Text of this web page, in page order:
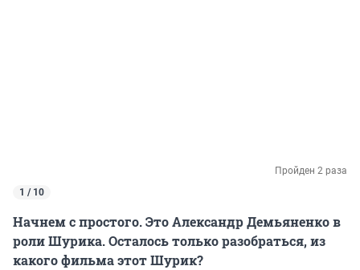
Пройден 2 раза
1 / 10
Начнем с простого. Это Александр Демьяненко в
роли Шурика. Осталось только разобраться, из
какого фильма этот Шурик?